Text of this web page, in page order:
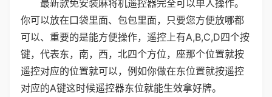
最新款免安装麻将机遥控器完全可以单人操作。
你可以放在口袋里面、包包里面，只要您方便放哪都
可以、重要的是能方便操作，遥控上有A,B,C,D四个按
键，代表东，南，西，北四个方位，座那个位置就按
遥控对应的位置就可以，例如你做在东位置就按遥控
对应的A键这时候遥控器东位就能生效拿好牌。